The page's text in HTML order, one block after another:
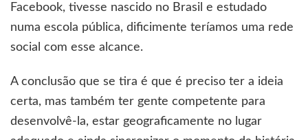
Facebook, tivesse nascido no Brasil e estudado
numa escola pública, dificimente teríamos uma rede
social com esse alcance.
A conclusão que se tira é que é preciso ter a ideia
certa, mas também ter gente competente para
desenvolvê-la, estar geograficamente no lugar